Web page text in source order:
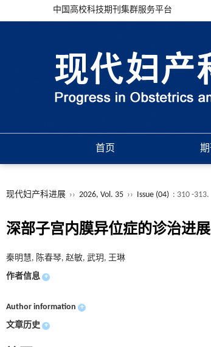
中国高校科技期刊集群服务平台
首页
现代妇产科进展 ›› 2026, Vol. 35 ›› Issue (04) : 310 -313.
深部子宫内膜异位症的诊治进展
秦明慧, 陈春琴, 赵敏, 武玥, 王琳
作者信息 +
Author information +
文章历史 +